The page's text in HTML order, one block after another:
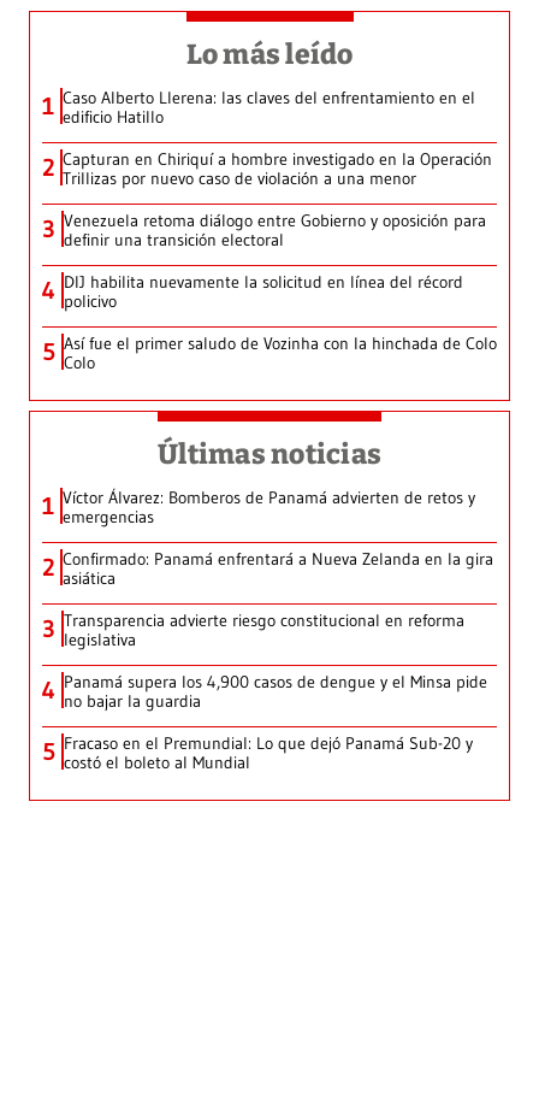
Lo más leído
1 Caso Alberto Llerena: las claves del enfrentamiento en el
edificio Hatillo
2 Capturan en Chiriquí a hombre investigado en la Operación
Trillizas por nuevo caso de violación a una menor
3 Venezuela retoma diálogo entre Gobierno y oposición para
definir una transición electoral
4 DIJ habilita nuevamente la solicitud en línea del récord
policivo
5 Así fue el primer saludo de Vozinha con la hinchada de Colo
Colo
Últimas noticias
1 Víctor Álvarez: Bomberos de Panamá advierten de retos y
emergencias
2 Confirmado: Panamá enfrentará a Nueva Zelanda en la gira
asiática
3 Transparencia advierte riesgo constitucional en reforma
legislativa
4 Panamá supera los 4,900 casos de dengue y el Minsa pide
no bajar la guardia
5 Fracaso en el Premundial: Lo que dejó Panamá Sub-20 y
costó el boleto al Mundial